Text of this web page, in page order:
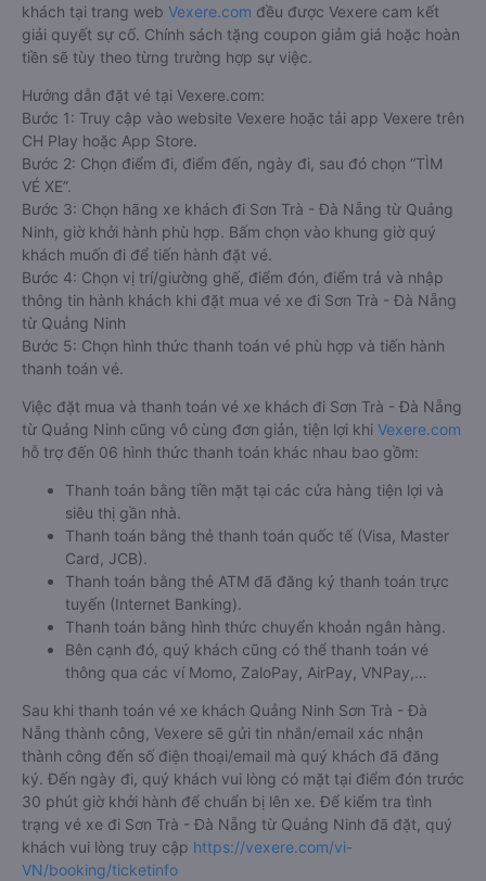
khách tại trang web Vexere.com đều được Vexere cam kết
giải quyết sự cố. Chính sách tặng coupon giảm giá hoặc hoàn
tiền sẽ tùy theo từng trường hợp sự việc.
Hướng dẫn đặt vé tại Vexere.com:
Bước 1: Truy cập vào website Vexere hoặc tải app Vexere trên
CH Play hoặc App Store.
Bước 2: Chọn điểm đi, điểm đến, ngày đi, sau đó chọn “TÌM
VÉ XE”.
Bước 3: Chọn hãng xe khách đi Sơn Trà - Đà Nẵng từ Quảng
Ninh, giờ khởi hành phù hợp. Bấm chọn vào khung giờ quý
khách muốn đi để tiến hành đặt vé.
Bước 4: Chọn vị trí/giường ghế, điểm đón, điểm trả và nhập
thông tin hành khách khi đặt mua vé xe đi Sơn Trà - Đà Nẵng
từ Quảng Ninh
Bước 5: Chọn hình thức thanh toán vé phù hợp và tiến hành
thanh toán vé.
Việc đặt mua và thanh toán vé xe khách đi Sơn Trà - Đà Nẵng
từ Quảng Ninh cũng vô cùng đơn giản, tiện lợi khi Vexere.com
hỗ trợ đến 06 hình thức thanh toán khác nhau bao gồm:
Thanh toán bằng tiền mặt tại các cửa hàng tiện lợi và
siêu thị gần nhà.
Thanh toán bằng thẻ thanh toán quốc tế (Visa, Master
Card, JCB).
Thanh toán bằng thẻ ATM đã đăng ký thanh toán trực
tuyến (Internet Banking).
Thanh toán bằng hình thức chuyển khoản ngân hàng.
Bên cạnh đó, quý khách cũng có thể thanh toán vé
thông qua các ví Momo, ZaloPay, AirPay, VNPay,…
Sau khi thanh toán vé xe khách Quảng Ninh Sơn Trà - Đà
Nẵng thành công, Vexere sẽ gửi tin nhắn/email xác nhận
thành công đến số điện thoại/email mà quý khách đã đăng
ký. Đến ngày đi, quý khách vui lòng có mặt tại điểm đón trước
30 phút giờ khởi hành để chuẩn bị lên xe. Để kiểm tra tình
trạng vé xe đi Sơn Trà - Đà Nẵng từ Quảng Ninh đã đặt, quý
khách vui lòng truy cập https://vexere.com/vi-
VN/booking/ticketinfo